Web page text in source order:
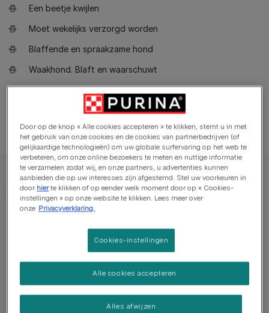
Een beetje kwijlen
Moet wekelijks verzorgd worden
Blaffende en spraakzame hond
Waakhond. Blaft en waarschuwt
Heeft misschien wat training nodig om met andere dieren
samen te wonen
Belangrijke gegevens
Eigenschappen
Door op de knop « Alle cookies accepteren » te klikken, stemt u in met
het gebruik van onze cookies en de cookies van partnerbedrijven (of
gelijkaardige technologieën) om uw globale surfervaring op het web te
verbeteren, om onze online bezoekers te meten en nuttige informatie
te verzamelen zodat wij, en onze partners, u advertenties kunnen
aanbieden die op uw interesses zijn afgestemd. Stel uw voorkeuren in
door hierte klikken of op eender welk moment door op « Cookies-
instellingen » op onze website te klikken. Lees meer over
onze Privacyverklaring.
Cookies-instellingen
Alles afwijzen
Alle cookies accepteren